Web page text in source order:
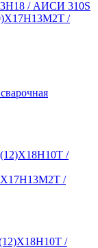
/ АИСИ 310S
/
/
/
/